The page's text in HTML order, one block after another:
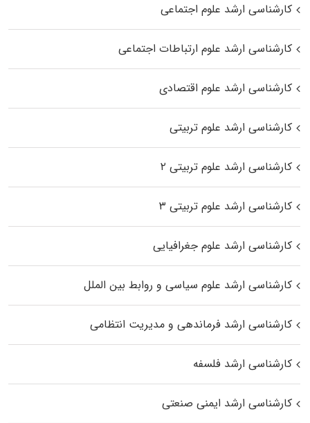
کارشناسی ارشد علوم اجتماعی
کارشناسی ارشد علوم ارتباطات اجتماعی
کارشناسی ارشد علوم اقتصادی
کارشناسی ارشد علوم تربیتی
کارشناسی ارشد علوم تربیتی ۲
کارشناسی ارشد علوم تربیتی ۳
کارشناسی ارشد علوم جغرافیایی
کارشناسی ارشد علوم سیاسی و روابط بین الملل
کارشناسی ارشد فرماندهی و مدیریت انتظامی
کارشناسی ارشد فلسفه
کارشناسی ارشد ایمنی صنعتی